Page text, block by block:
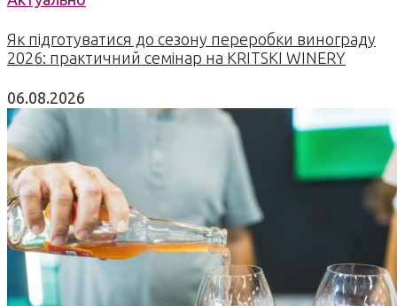
Як підготуватися до сезону переробки винограду
2026: практичний семінар на KRITSKI WINERY
06.08.2026